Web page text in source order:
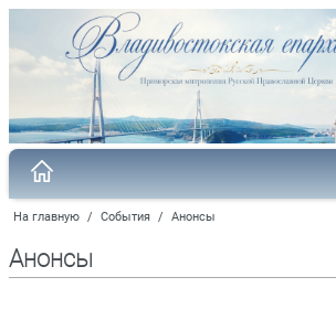
На главную / События / Анонсы
Анонсы